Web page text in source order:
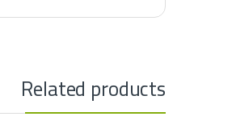
Related products